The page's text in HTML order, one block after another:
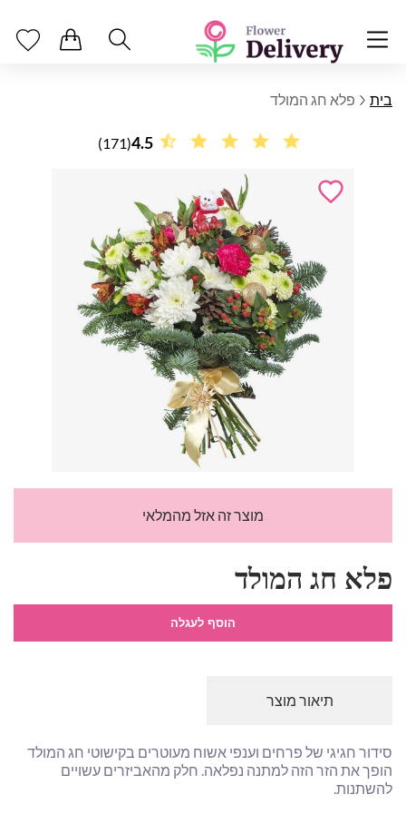
בית פלא חג המולד
4.5
(171)
מוצר זה אזל מהמלאי
פלא חג המולד
הוסף לעגלה
תיאור מוצר
סידור חגיגי של פרחים וענפי אשוח מעוטרים בקישוטי חג המולד
הופך את הזר הזה למתנה נפלאה. חלק מהאביזרים עשויים
להשתנות.